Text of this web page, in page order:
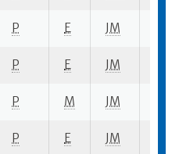
P E JM
P E JM
P M JM
P E JM